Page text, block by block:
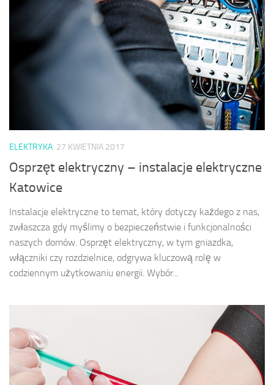
ELEKTRYKA 27 KWIETNIA 2017
Osprzęt elektryczny – instalacje elektryczne
Katowice
Instalacje elektryczne to temat, który dotyczy każdego z nas,
zwłaszcza gdy myślimy o bezpieczeństwie i funkcjonalności
naszych domów. Osprzęt elektryczny, w tym gniazdka,
włączniki czy rozdzielnice, odgrywa kluczową rolę w
codziennym użytkowaniu energii. Wybór...